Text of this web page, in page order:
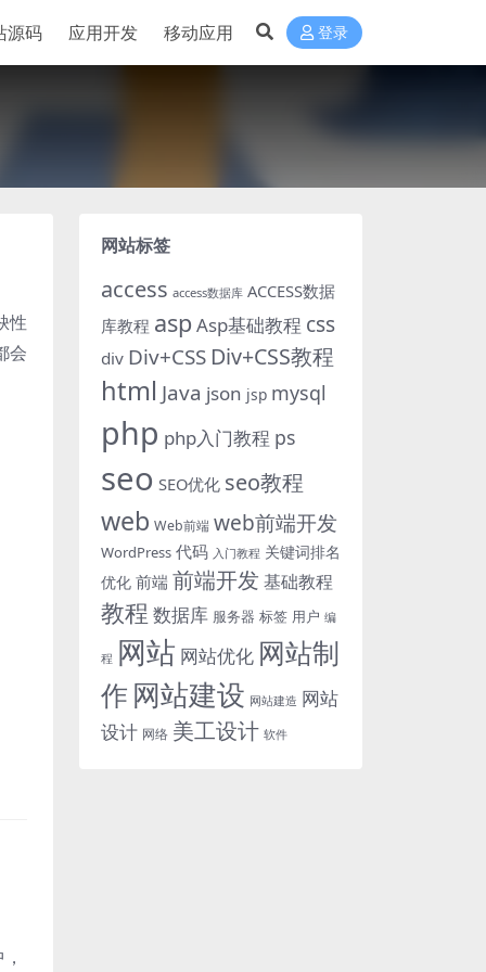
源码 应用开发 移动应用 登录
性
会
网站标签
access access数据库 ACCESS数据
库教程 asp Asp基础教程 css
div Div+CSS Div+CSS教程
html Java json jsp mysql
php php入门教程 ps
seo SEO优化 seo教程
web Web前端 web前端开发
WordPress 代码 入门教程 关键词排名
优化 前端 前端开发 基础教程
教程 数据库 服务器 标签 用户 编
程 网站 网站优化 网站制
作 网站建设 网站建造 网站
设计 网络 美工设计 软件